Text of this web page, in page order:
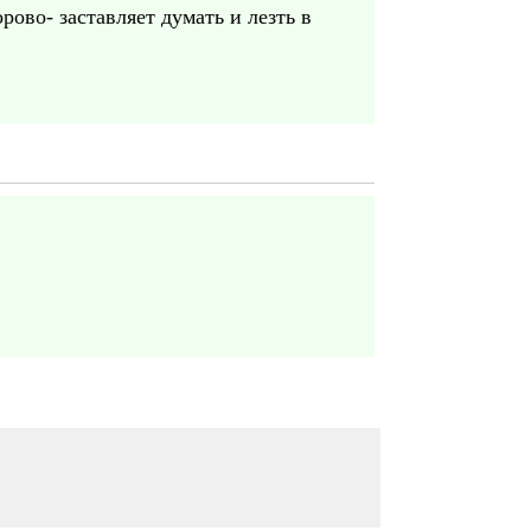
заставляет думать и лезть в